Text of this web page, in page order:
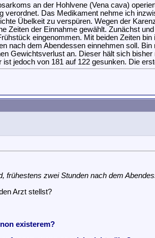
an der Hohlvene (Vena cava)
verordnet. Das Medikament nehme ich
Übelkeit zu verspüren. Wegen der
Zeiten der Einnahme gewählt. Zunächst
eingenommen. Mit beiden Zeiten
nach dem Abendessen einnehmen soll.
Gewichtsverlust an. Dieser hält sich
jedoch von 181 auf 122 gesunken. Die
frühestens zwei Stunden nach dem
Arzt stellst?
existerem?